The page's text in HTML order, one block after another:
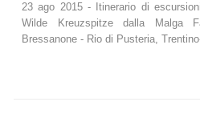
23 ago 2015 - Itinerario di
Wilde Kreuzspitze dalla Malga
Bressanone - Rio di Pusteria,